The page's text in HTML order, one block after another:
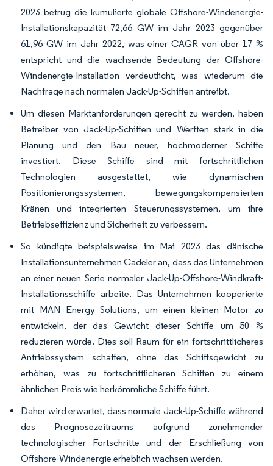
2023 betrug die kumulierte globale Offshore-Windenergie-
Installationskapazität 72,66 GW im Jahr 2023 gegenüber
61,96 GW im Jahr 2022, was einer CAGR von über 17 %
entspricht und die wachsende Bedeutung der Offshore-
Windenergie-Installation verdeutlicht, was wiederum die
Nachfrage nach normalen Jack-Up-Schiffen antreibt.
Um diesen Marktanforderungen gerecht zu werden, haben
Betreiber von Jack-Up-Schiffen und Werften stark in die
Planung und den Bau neuer, hochmoderner Schiffe
investiert. Diese Schiffe sind mit fortschrittlichen
Technologien ausgestattet, wie dynamischen
Positionierungssystemen, bewegungskompensierten
Kränen und integrierten Steuerungssystemen, um ihre
Betriebseffizienz und Sicherheit zu verbessern.
So kündigte beispielsweise im Mai 2023 das dänische
Installationsunternehmen Cadeler an, dass das Unternehmen
an einer neuen Serie normaler Jack-Up-Offshore-Windkraft-
Installationsschiffe arbeite. Das Unternehmen kooperierte
mit MAN Energy Solutions, um einen kleinen Motor zu
entwickeln, der das Gewicht dieser Schiffe um 50 %
reduzieren würde. Dies soll Raum für ein fortschrittlicheres
Antriebssystem schaffen, ohne das Schiffsgewicht zu
erhöhen, was zu fortschrittlicheren Schiffen zu einem
ähnlichen Preis wie herkömmliche Schiffe führt.
Daher wird erwartet, dass normale Jack-Up-Schiffe während
des Prognosezeitraums aufgrund zunehmender
technologischer Fortschritte und der Erschließung von
Offshore-Windenergie erheblich wachsen werden.